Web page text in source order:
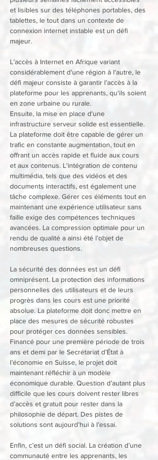
et lisibles sur des téléphones portables, des
tablettes, le tout dans un contexte de
connexion internet instable est un défi
majeur.
L’accès à Internet en Afrique variant
considérablement d'une région à l'autre, le
défi majeur consiste à garantir l’accès à la
plateforme pour les apprenants, qu'ils soient
en zone urbaine ou rurale.
Ensuite, la mise en place d'une
infrastructure serveur solide est essentielle.
La plateforme doit être capable de gérer un
trafic en constante augmentation, tout en
offrant un accès rapide et fluide aux cours
et aux contenus. L'intégration de contenu
multimédia, tels que des vidéos et des
documents interactifs, est également une
tâche complexe. Gérer ces éléments tout en
maintenant une expérience utilisateur sans
faille exige des compétences techniques
avancées. La compression optimale pour un
rendu de qualité a ainsi été l’objet de
nombreuses questions.
La sécurité des données est un défi
omniprésent. La protection des informations
personnelles des utilisateurs et de leurs
progrès dans les cours est une priorité
absolue. La plateforme doit donc mettre en
place des mesures de sécurité robustes
pour protéger ces données sensibles.
Financé pour une première période de trois
ans et demi par le Secrétariat d’État à
l’économie en Suisse, le projet doit
maintenant réfléchir à un modèle
économique durable. Question d’autant plus
difficile que les cours doivent rester libres
d’accès et gratuit pour rester dans la
philosophie de départ. Des pistes de
solutions sont aujourd’hui à l’essai.
Enfin, c’est un défi social. La création d’une
communauté entre les apprenants, les